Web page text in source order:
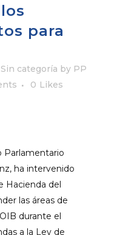
para
categoría by PP
0 Likes
Parlamentario
ha intervenido
Hacienda del
las áreas de
durante el
a la Ley de